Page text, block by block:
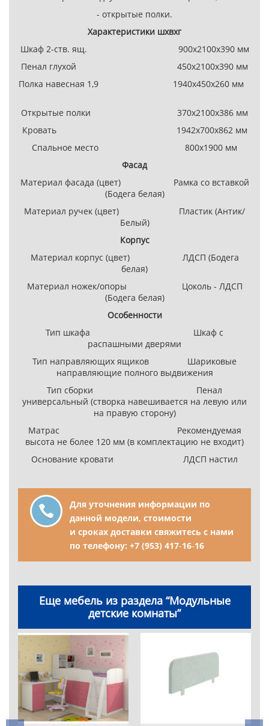
- открытые полки.
Характеристики шхвхг
Шкаф 2-ств. ящ. 900х2100х390 мм
Пенал глухой 450х2100х390 мм
Полка навесная 1,9 1940х450х260 мм
Открытые полки 370х2100х386 мм
Кровать 1942х700х862 мм
Спальное место 800х1900 мм
Фасад
Материал фасада (цвет) Рамка со вставкой
(Бодега белая)
Материал ручек (цвет) Пластик (Антик/
Белый)
Корпус
Материал корпус (цвет) ЛДСП (Бодега
белая)
Материал ножек/опоры Цоколь - ЛДСП
(Бодега белая)
Особенности
Тип шкафа Шкаф с
распашными дверями
Тип направляющих ящиков Шариковые
направляющие полного выдвижения
Тип сборки Пенал
универсальный (створка навешивается на левую или
на правую сторону)
Матрас Рекомендуемая
высота не более 120 мм (в комплектацию не входит)
Основание кровати ЛДСП настил
Для уточнения информации по
данной модели, стоимости
и сроках доставки свяжитесь с нами
по телефону: +7 (953) 417‑16‑16
Еще мебель из раздела “Модульные
детские комнаты”